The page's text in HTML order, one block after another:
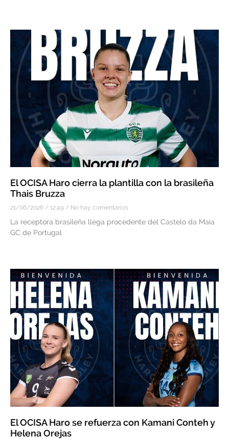
El OCISA Haro cierra la plantilla con la brasileña
Thais Bruzza
21/06/2026 12:49 No hay comentarios
La receptora brasileña llega procedente del Castelo da Maia
GC de Portugal
El OCISA Haro se refuerza con Kamani Conteh y
Helena Orejas